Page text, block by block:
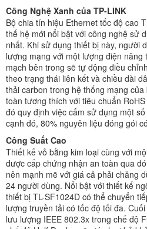
Công Nghệ Xanh của TP-LINK
Bộ chia tín hiệu Ethernet tốc độ cao
thế hệ mới nổi bật với công nghệ sử
nhất. Khi sử dụng thiết bị này, người
lượng mạng với một lượng điện năng
mạch bên trong sẽ tự động điều
theo trạng thái liên kết và chiều dài
thải carbon trong hệ thống mạng
toàn tương thích với tiêu chuẩn
đó quy định việc cấm sử dụng một
cạnh đó, 80% nguyên liệu đóng gói
Công Suất Cao
Thiết kế vỏ bằng kim loại cùng với
được cấp chứng nhận an toàn qua
nên mạnh mẽ với giá cả phải chăng
24 người dùng. Nổi bật với thiết kế
thiết bị TL-SF1024D có thể chuyển
lượng truyền tải có tốc độ tối đa.
lưu lượng IEEE 802.3x trong chế độ